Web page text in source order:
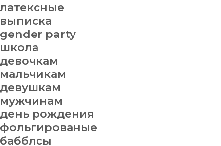
латексные
выписка
gender party
школа
девочкам
мальчикам
девушкам
мужчинам
день рождения
фольгированые
бабблсы